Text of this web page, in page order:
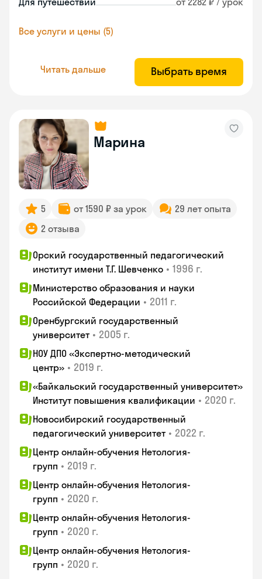
Все услуги и цены (5)
Читать дальше Выбрать время
Марина
5 от 1590 ₽ за урок
29 лет опыта
2 отзыва
Орский государственный педагогический
институт имени Т.Г. Шевченко • 1996 г.
Министерство образования и науки
Российской Федерации • 2011 г.
Оренбургский государственный
университет • 2005 г.
НОУ ДПО «Экспертно-методический
центр» • 2019 г.
«Байкальский государственный университет»
Институт повышения квалификации • 2020 г.
Новосибирский государственный
педагогический университет • 2022 г.
Центр онлайн-обучения Нетология-
групп • 2019 г.
Центр онлайн-обучения Нетология-
групп • 2020 г.
Центр онлайн-обучения Нетология-
групп • 2020 г.
Центр онлайн-обучения Нетология-
групп • 2020 г.